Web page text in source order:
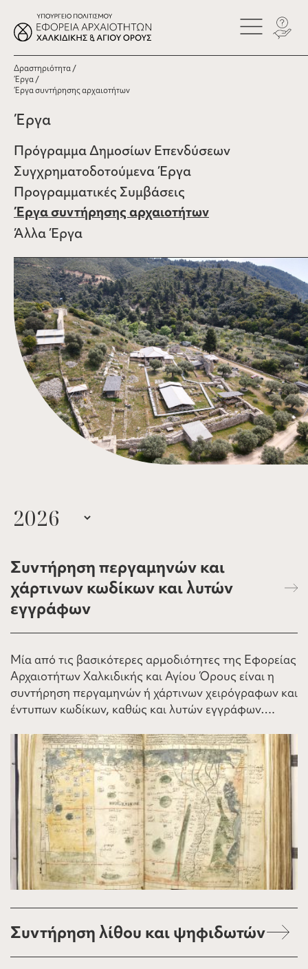
Δραστηριότητα
Έργα
Έργα συντήρησης αρχαιοτήτων
Έργα
Πρόγραμμα Δημοσίων Επενδύσεων
Συγχρηματοδοτούμενα Έργα
Προγραμματικές Συμβάσεις
Έργα συντήρησης αρχαιοτήτων
Άλλα Έργα
Συντήρηση περγαμηνών και
χάρτινων κωδίκων και λυτών
εγγράφων
Mία από τις βασικότερες αρμοδιότητες της Εφορείας
Αρχαιοτήτων Χαλκιδικής και Αγίου Όρους είναι η
συντήρηση περγαμηνών ή χάρτινων χειρόγραφων και
έντυπων κωδίκων, καθώς και λυτών εγγράφων….
Συντήρηση λίθου και ψηφιδωτών